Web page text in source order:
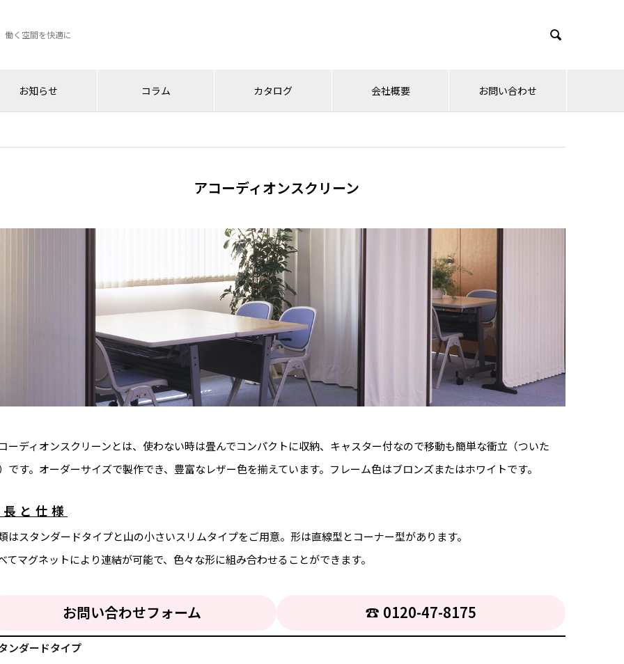
働く空間を快適に 
お知らせ コラム カタログ 会社概要 お問い合わせ
アコーディオンスクリーン
ーディオンスクリーンとは、使わない時は畳んでコンパクトに収納、キャスター付なので移動も簡単な衝立（ついた
です。オーダーサイズで製作でき、豊富なレザー色を揃えています。フレーム色はブロンズまたはホワイトです。
と仕様
はスタンダードタイプと山の小さいスリムタイプをご用意。形は直線型とコーナー型があります。
てマグネットにより連結が可能で、色々な形に組み合わせることができます。
お問い合わせフォーム ☎︎ 0120-47-8175
ンダードタイプ